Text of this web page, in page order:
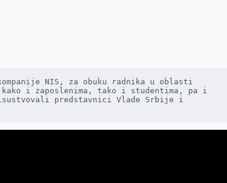
NIS, za obuku radnika u oblasti
i zaposlenima, tako i studentima, pa i
predstavnici Vlade Srbije i